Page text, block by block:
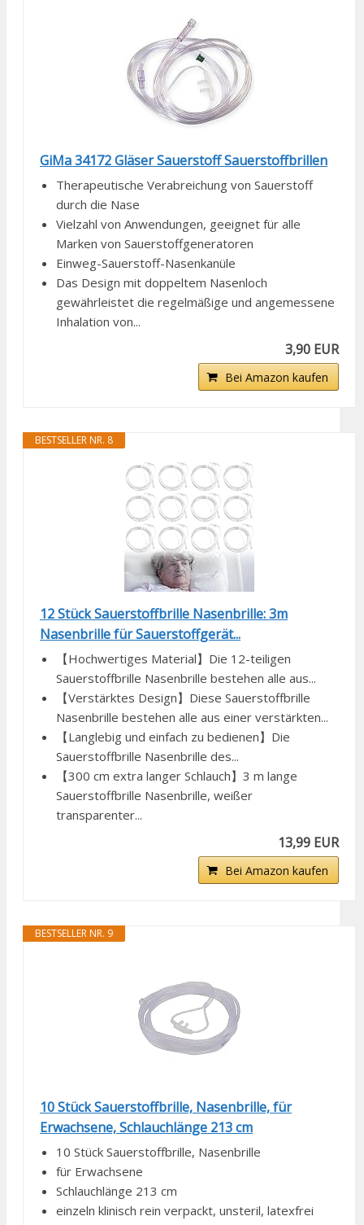
GiMa 34172 Gläser Sauerstoff Sauerstoffbrillen
Therapeutische Verabreichung von Sauerstoff
durch die Nase
Vielzahl von Anwendungen, geeignet für alle
Marken von Sauerstoffgeneratoren
Einweg-Sauerstoff-Nasenkanüle
Das Design mit doppeltem Nasenloch
gewährleistet die regelmäßige und angemessene
Inhalation von...
3,90 EUR
Bei Amazon kaufen
BESTSELLER NR. 8
12 Stück Sauerstoffbrille Nasenbrille: 3m
Nasenbrille für Sauerstoffgerät...
【Hochwertiges Material】Die 12-teiligen
Sauerstoffbrille Nasenbrille bestehen alle aus...
【Verstärktes Design】Diese Sauerstoffbrille
Nasenbrille bestehen alle aus einer verstärkten...
【Langlebig und einfach zu bedienen】Die
Sauerstoffbrille Nasenbrille des...
【300 cm extra langer Schlauch】3 m lange
Sauerstoffbrille Nasenbrille, weißer
transparenter...
13,99 EUR
Bei Amazon kaufen
BESTSELLER NR. 9
10 Stück Sauerstoffbrille, Nasenbrille, für
Erwachsene, Schlauchlänge 213 cm
10 Stück Sauerstoffbrille, Nasenbrille
für Erwachsene
Schlauchlänge 213 cm
einzeln klinisch rein verpackt, unsteril, latexfrei